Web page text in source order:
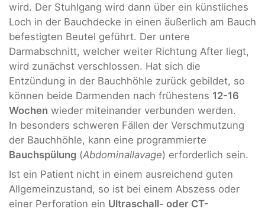
wird. Der Stuhlgang wird dann über ein künstliches
Loch in der Bauchdecke in einen äußerlich am Bauch
befestigten Beutel geführt. Der untere
Darmabschnitt, welcher weiter Richtung After liegt,
wird zunächst verschlossen. Hat sich die
Entzündung in der Bauchhöhle zurück gebildet, so
können beide Darmenden nach frühestens 12-16
Wochen wieder miteinander verbunden werden.
In besonders schweren Fällen der Verschmutzung
der Bauchhöhle, kann eine programmierte
Bauchspülung (Abdominallavage) erforderlich sein.
Ist ein Patient nicht in einem ausreichend guten
Allgemeinzustand, so ist bei einem Abszess oder
einer Perforation ein Ultraschall- oder CT-